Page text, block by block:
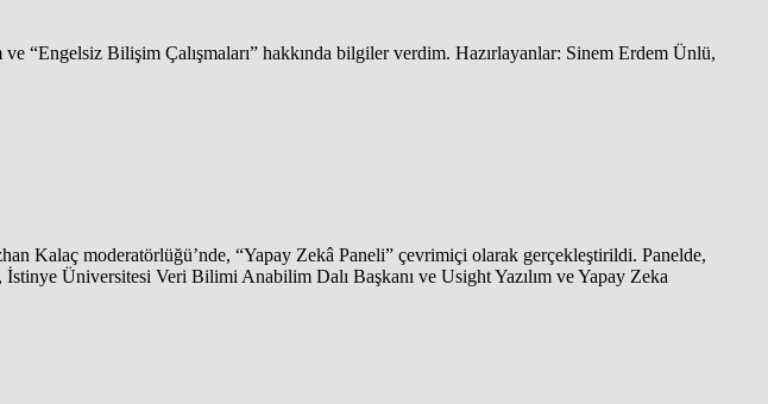
“Engelsiz Bilişim Çalışmaları” hakkında bilgiler verdim. Hazırlayanlar: Sinem Erdem Ünlü,
Kalaç moderatörlüğü’nde, “Yapay Zekâ Paneli” çevrimiçi olarak gerçekleştirildi. Panelde,
Üniversitesi Veri Bilimi Anabilim Dalı Başkanı ve Usight Yazılım ve Yapay Zeka